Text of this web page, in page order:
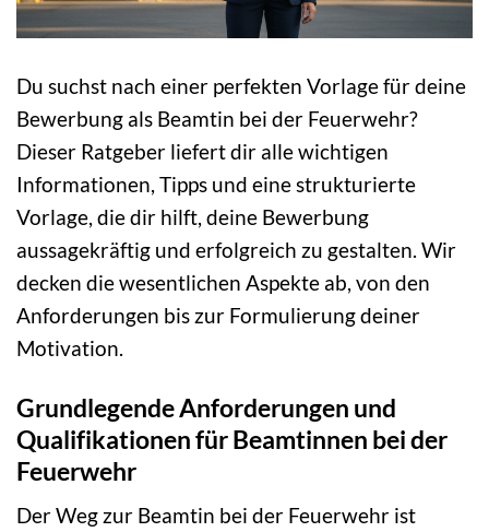
Du suchst nach einer perfekten Vorlage für deine
Bewerbung als Beamtin bei der Feuerwehr?
Dieser Ratgeber liefert dir alle wichtigen
Informationen, Tipps und eine strukturierte
Vorlage, die dir hilft, deine Bewerbung
aussagekräftig und erfolgreich zu gestalten. Wir
decken die wesentlichen Aspekte ab, von den
Anforderungen bis zur Formulierung deiner
Motivation.
Grundlegende Anforderungen und
Qualifikationen für Beamtinnen bei der
Feuerwehr
Der Weg zur Beamtin bei der Feuerwehr ist